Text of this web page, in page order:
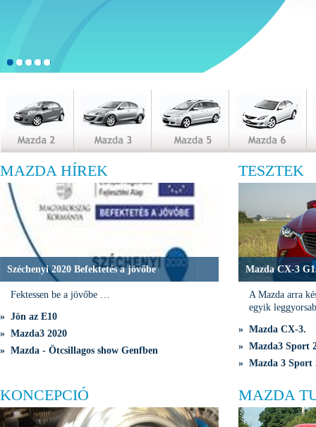
MAZDA HÍREK
Széchenyi 2020 Befektetés a jövőbe
Fektessen be a jövőbe …
» Jön az E10
» Mazda3 2020
» Mazda - Ötcsillagos show Genfben
TESZTEK
Mazda CX-3
A Mazda arra
egyik
» Mazda CX-3.
» Mazda3 Sport
» Mazda 3 Sport
KONCEPCIÓ MAZDA